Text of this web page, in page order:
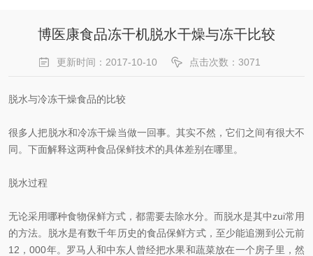
博医康食品冻干机脱水干燥与冻干比较
更新时间：2017-10-10 点击次数：3071
脱水与冷冻干燥食品的比较
很多人把脱水和冷冻干燥当做一回事。其实不然，它们之间有很大不
同。下面解释这两种食品保鲜技术的具体差别在哪里。
脱水过程
无论采用哪种食物保鲜方式，都需要去除水分。而脱水是其中zui常用
的方法。脱水是有数千年历史的食品保鲜方式，至少能追溯到公元前
12，000年。罗马人和中东人曾经把水果和蔬菜放在一个房子里，然